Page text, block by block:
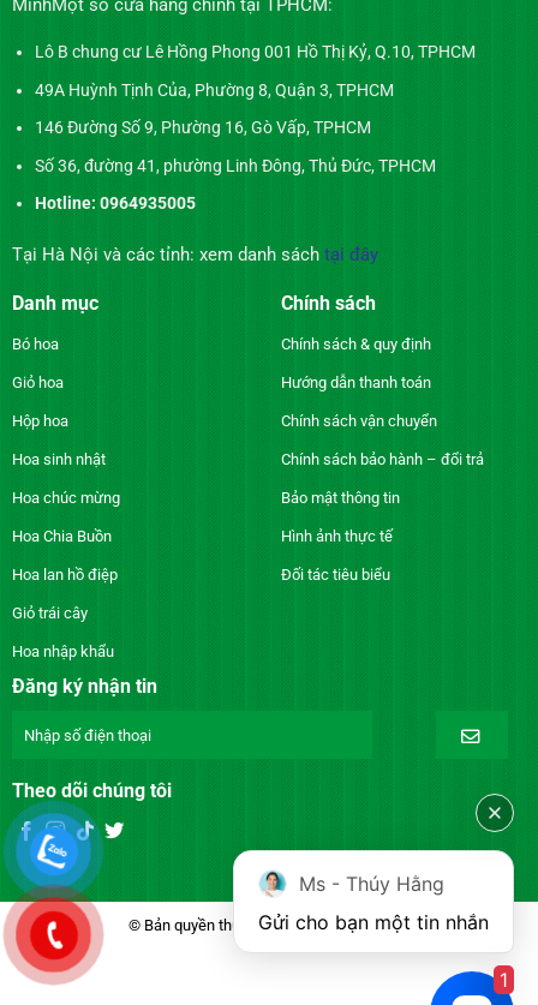
MinhMột số cửa hàng chính tại TPHCM:
Lô B chung cư Lê Hồng Phong 001 Hồ Thị Kỷ, Q.10, TPHCM
49A Huỳnh Tịnh Của, Phường 8, Quận 3, TPHCM
146 Đường Số 9, Phường 16, Gò Vấp, TPHCM
Số 36, đường 41, phường Linh Đông, Thủ Đức, TPHCM
Hotline: 0964935005
Tại Hà Nội và các tỉnh: xem danh sách tại đây
Danh mục
Bó hoa
Giỏ hoa
Hộp hoa
Hoa sinh nhật
Hoa chúc mừng
Hoa Chia Buồn
Hoa lan hồ điệp
Giỏ trái cây
Hoa nhập khẩu
Chính sách
Chính sách & quy định
Hướng dẫn thanh toán
Chính sách vận chuyển
Chính sách bảo hành – đổi trả
Bảo mật thông tin
Hình ảnh thực tế
Đối tác tiêu biểu
Đăng ký nhận tin
Theo dõi chúng tôi
© Bản quyền thuộc về DienhoaXANH.com
Ms - Thúy Hằng
Gửi cho bạn một tin nhắn
1